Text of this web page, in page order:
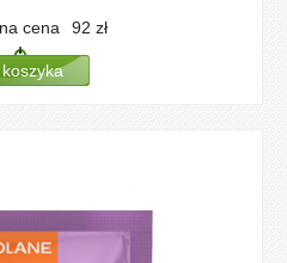
cena 92 zł